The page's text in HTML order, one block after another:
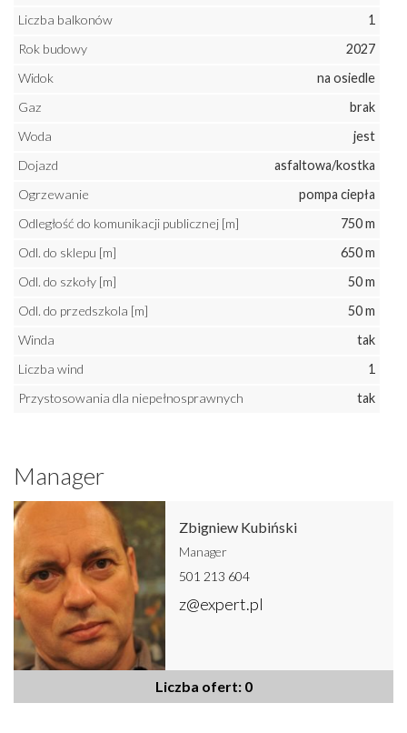
Liczba balkonów
1
Rok budowy
2027
Widok
na osiedle
Gaz
brak
Woda
jest
Dojazd
asfaltowa/kostka
Ogrzewanie
pompa ciepła
Odległość do komunikacji publicznej [m]
750 m
Odl. do sklepu [m]
650 m
Odl. do szkoły [m]
50 m
Odl. do przedszkola [m]
50 m
Winda
tak
Liczba wind
1
Przystosowania dla niepełnosprawnych
tak
Manager
Zbigniew Kubiński
Manager
501 213 604
z@expert.pl
Liczba ofert: 0